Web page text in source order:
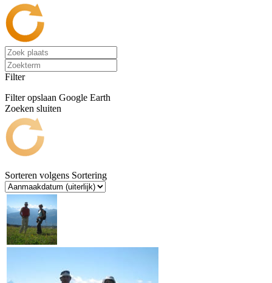
Filter
Filter opslaan Google Earth
Zoeken sluiten
Sorteren volgens Sortering